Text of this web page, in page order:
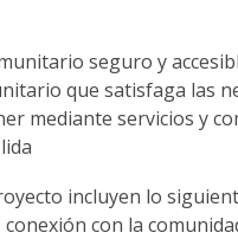
seguro y
que satisfaga las
mediante servicios y
incluyen lo
con la